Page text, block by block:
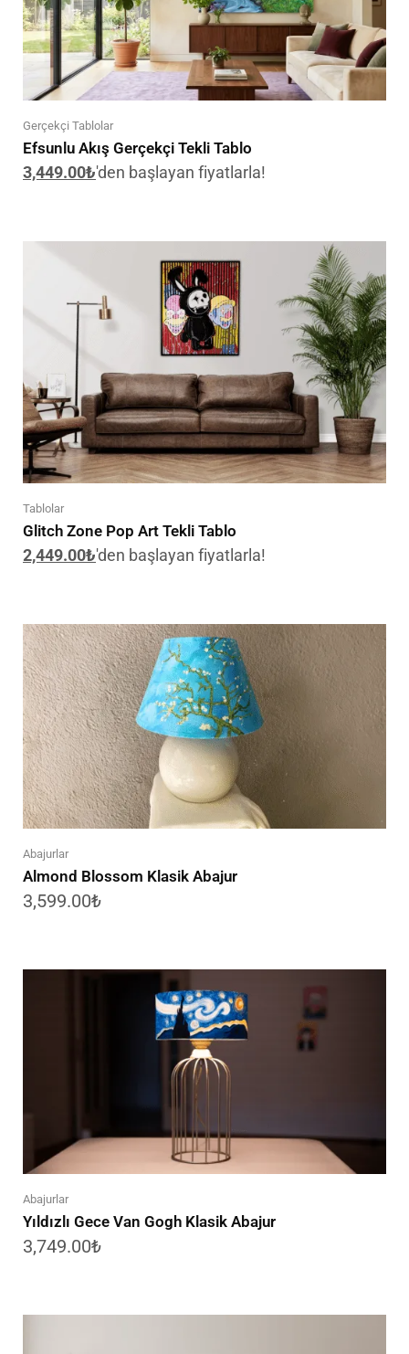
Gerçekçi Tablolar
Efsunlu Akış Gerçekçi Tekli Tablo
3,449.00₺'den başlayan fiyatlarla!
Tablolar
Glitch Zone Pop Art Tekli Tablo
2,449.00₺'den başlayan fiyatlarla!
Abajurlar
Almond Blossom Klasik Abajur
3,599.00₺
Abajurlar
Yıldızlı Gece Van Gogh Klasik Abajur
3,749.00₺